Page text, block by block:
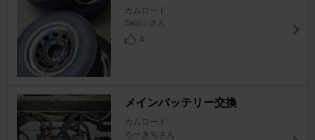
カムロード
Seiji☆さん
4
メインバッテリー交換
カムロード
ろーきちさん